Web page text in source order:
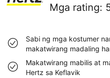
Mga rating:
Sabi ng mga kostumer
makatwirang madaling
Makatwirang mabilis at
Hertz sa Keflavik